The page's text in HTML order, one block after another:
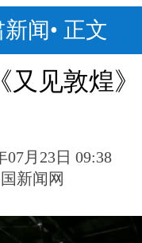
闻• 正文
又见敦煌
07月23日 09:38
新闻网